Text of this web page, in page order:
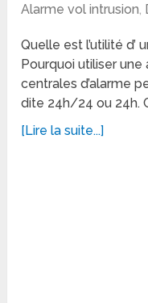
Alarme vol intrusion,
Quelle est l’utilité d’
Pourquoi utiliser
centrales d’alarme
dite 24h/24 ou 24h.
[Lire la suite...]